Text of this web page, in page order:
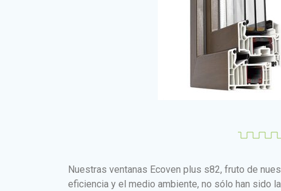
Nuestras ventanas Ecoven plus s82, fruto de
eficiencia y el medio ambiente, no sólo han sido